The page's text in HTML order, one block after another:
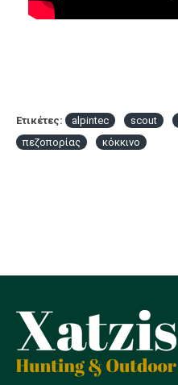
Ετικέτες: alpintec scout
πεζοπορίας
κόκκινο